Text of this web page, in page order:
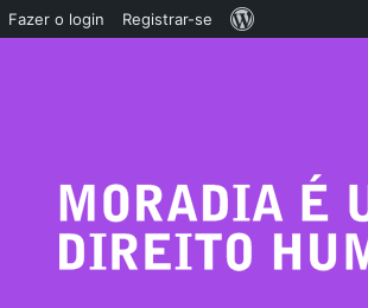
Fazer o login Registrar-se